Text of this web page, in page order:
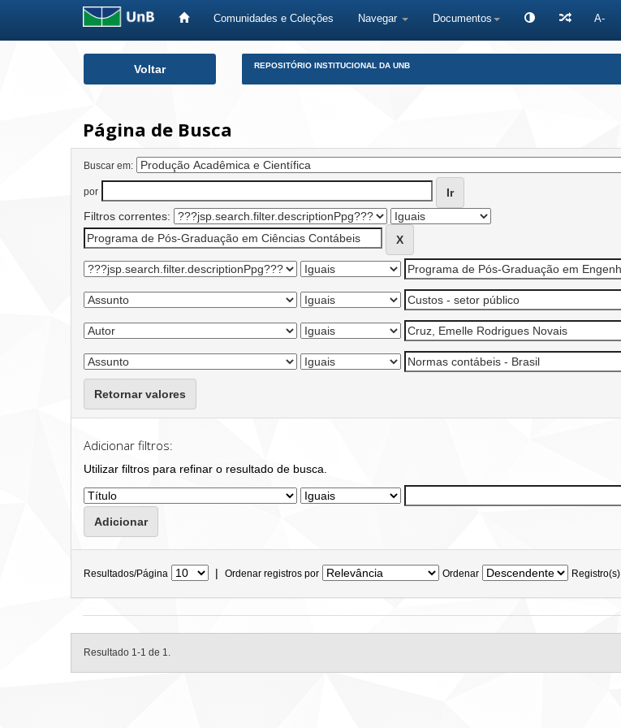
Comunidades e Coleções Navegar Documentos A-
Voltar REPOSITÓRIO INSTITUCIONAL DA UNB
Página de Busca
Buscar em:
por
Filtros correntes:
Retornar valores
Adicionar filtros:
Utilizar filtros para refinar o resultado de busca.
Resultados/Página | Ordenar registros por Ordenar Registro(s)
Resultado 1-1 de 1.